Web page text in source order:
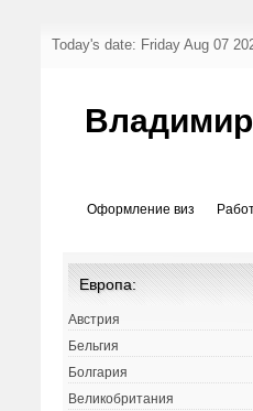
Today's date: Friday Aug 07
Оформление виз
Европа:
Австрия
Бельгия
Болгария
Великобритания